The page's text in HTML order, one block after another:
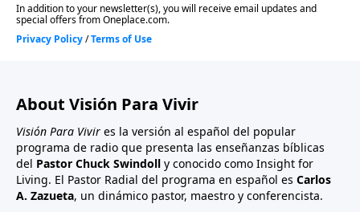
About Visión Para Vivir
Visión Para Vivir es la versión al español del popular
programa de radio que presenta las enseñanzas bíblicas
del Pastor Chuck Swindoll y conocido como Insight for
Living. El Pastor Radial del programa en español es Carlos
A. Zazueta, un dinámico pastor, maestro y conferencista.